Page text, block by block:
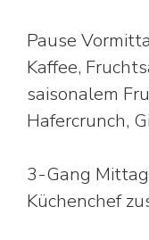
Pause
Kaffee,
saisonalem
Hafercrunch,
3-Gang
Küchenchef